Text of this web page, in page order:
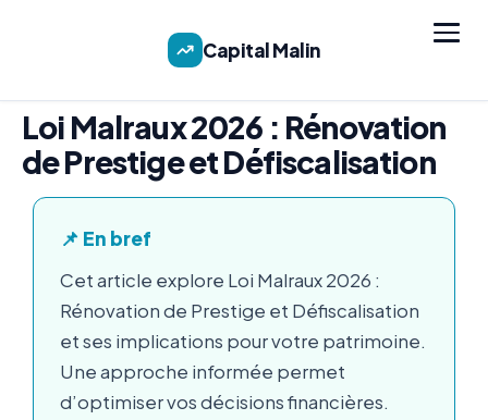
Capital Malin
Loi Malraux 2026 : Rénovation
de Prestige et Défiscalisation
📌 En bref
Cet article explore Loi Malraux 2026 :
Rénovation de Prestige et Défiscalisation
et ses implications pour votre patrimoine.
Une approche informée permet
d’optimiser vos décisions financières.